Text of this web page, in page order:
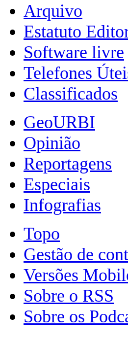
Arquivo
Estatuto
Software livre
Telefones
Classificados
GeoURBI
Opinião
Reportagens
Especiais
Infografias
Topo
Gestão de
Versões
Sobre o RSS
Sobre os